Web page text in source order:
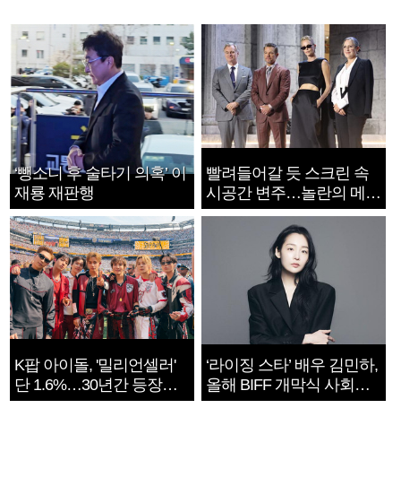
‘뺑소니 후 술타기 의혹’ 이
재룡 재판행
빨려들어갈 듯 스크린 속
시공간 변주…놀란의 메시
지는 ‘전쟁 속죄’
K팝 아이돌, '밀리언셀러'
단 1.6%…30년간 등장
1182개팀 전수조사
‘라이징 스타’ 배우 김민하,
올해 BIFF 개막식 사회자
확정